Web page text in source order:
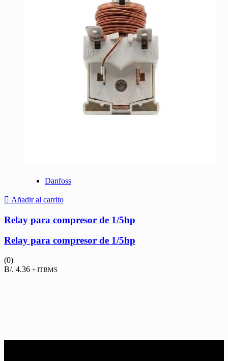
Danfoss
Añadir al carrito
Relay para compresor de 1/5hp
Relay para compresor de 1/5hp
(0)
B/. 4.36 + ITBMS